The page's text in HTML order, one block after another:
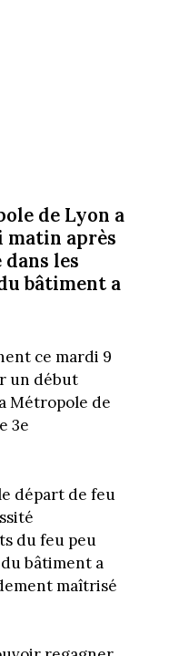
de Lyon a
matin après
les
bâtiment a
ce mardi 9
un début
Métropole de
3e
départ de feu
du feu peu
bâtiment a
maîtrisé